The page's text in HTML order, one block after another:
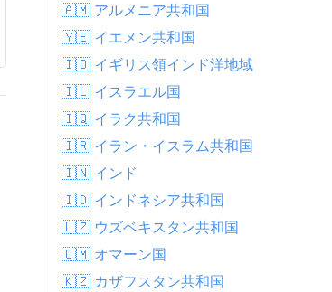
🇦🇲 アルメニア共和国
🇾🇪 イエメン共和国
🇮🇴 イギリス領インド洋地域
🇮🇱 イスラエル国
🇮🇶 イラク共和国
🇮🇷 イラン・イスラム共和国
🇮🇳 インド
🇮🇩 インドネシア共和国
🇺🇿 ウズベキスタン共和国
🇴🇲 オマーン国
🇰🇿 カザフスタン共和国